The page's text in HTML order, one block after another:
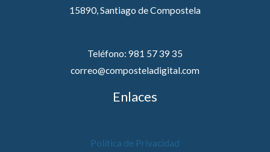
15890, Santiago de Compostela
Teléfono: 981 57 39 35
correo@composteladigital.com
Enlaces
Política de Privacidad